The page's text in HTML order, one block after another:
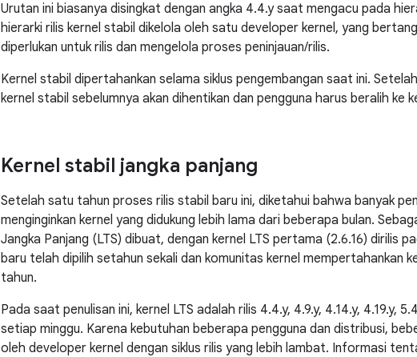
Urutan ini biasanya disingkat dengan angka 4.4.y saat mengacu pada
hierarki rilis kernel stabil dikelola oleh satu developer kernel, yang
diperlukan untuk rilis dan mengelola proses peninjauan/rilis.
Kernel stabil dipertahankan selama siklus pengembangan saat ini.
kernel stabil sebelumnya akan dihentikan dan pengguna harus beralih ke
Kernel stabil jangka panjang
Setelah satu tahun proses rilis stabil baru ini, diketahui bahwa banyak
menginginkan kernel yang didukung lebih lama dari beberapa bulan.
Jangka Panjang (LTS) dibuat, dengan kernel LTS pertama (2.6.16) dirilis
baru telah dipilih setahun sekali dan komunitas kernel mempertahankan
tahun.
Pada saat penulisan ini, kernel LTS adalah rilis 4.4.y, 4.9.y, 4.14.y, 4.19.y,
setiap minggu. Karena kebutuhan beberapa pengguna dan distribusi,
oleh developer kernel dengan siklus rilis yang lebih lambat. Informasi